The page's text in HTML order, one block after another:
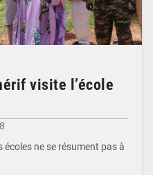
visite l’école
ne se résument pas à